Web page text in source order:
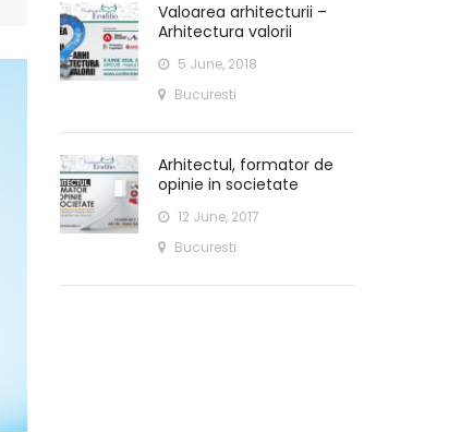
Valoarea arhitecturii –
Arhitectura valorii
5 June, 2018
Bucuresti
Arhitectul, formator de
opinie in societate
12 June, 2017
Bucuresti